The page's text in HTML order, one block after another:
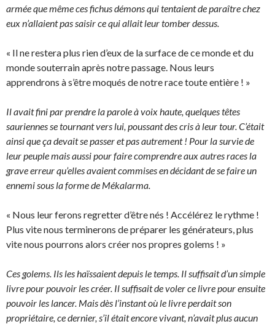
armée que même ces fichus démons qui tentaient de paraître chez
eux n’allaient pas saisir ce qui allait leur tomber dessus.
« Il ne restera plus rien d’eux de la surface de ce monde et du
monde souterrain après notre passage. Nous leurs
apprendrons à s’être moqués de notre race toute entière ! »
Il avait fini par prendre la parole à voix haute, quelques têtes
sauriennes se tournant vers lui, poussant des cris à leur tour. C’était
ainsi que ça devait se passer et pas autrement ! Pour la survie de
leur peuple mais aussi pour faire comprendre aux autres races la
grave erreur qu’elles avaient commises en décidant de se faire un
ennemi sous la forme de Mékalarma.
« Nous leur ferons regretter d’être nés ! Accélérez le rythme !
Plus vite nous terminerons de préparer les générateurs, plus
vite nous pourrons alors créer nos propres golems ! »
Ces golems. Ils les haïssaient depuis le temps. Il suffisait d’un simple
livre pour pouvoir les créer. Il suffisait de voler ce livre pour ensuite
pouvoir les lancer. Mais dès l’instant où le livre perdait son
propriétaire, ce dernier, s’il était encore vivant, n’avait plus aucun